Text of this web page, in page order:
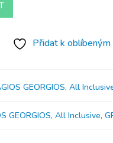
Přidat k oblíbeným
GEORGIOS, All
GEORGIOS, All Inclusive,